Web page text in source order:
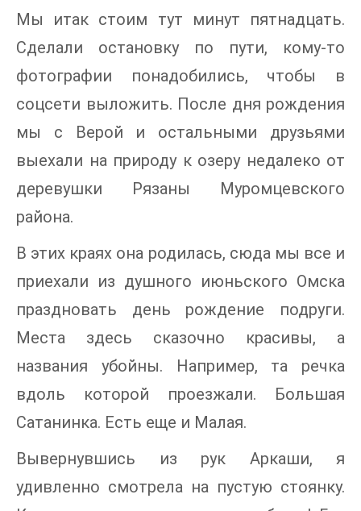
Мы итак стоим тут минут пятнадцать.
Сделали остановку по пути, кому-то
фотографии понадобились, чтобы в
соцсети выложить. После дня рождения
мы с Верой и остальными друзьями
выехали на природу к озеру недалеко от
деревушки Рязаны Муромцевского
района.
В этих краях она родилась, сюда мы все и
приехали из душного июньского Омска
праздновать день рождение подруги.
Места здесь сказочно красивы, а
названия убойны. Например, та речка
вдоль которой проезжали. Большая
Сатанинка. Есть еще и Малая.
Вывернувшись из рук Аркаши, я
удивленно смотрела на пустую стоянку.